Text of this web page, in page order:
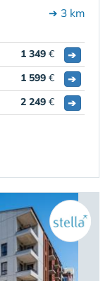
➔ 3 km
1 349 €
➔
1 599 €
➔
2 249 € ➔